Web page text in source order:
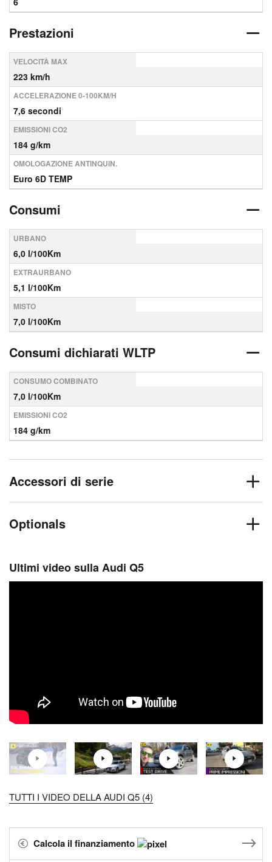
Prestazioni
VELOCITÀ MAX
223 km/h
ACCELERAZIONE 0-100KM/H
7,6 secondi
EMISSIONI CO2
184 g/km
OMOLOGAZIONE ANTINQUIN.
Euro 6D TEMP
Consumi
URBANO
6,0 l/100Km
EXTRAURBANO
5,1 l/100Km
MISTO
7,0 l/100Km
Consumi dichiarati WLTP
CONSUMO COMBINATO
7,0 l/100Km
EMISSIONI CO2
184 g/km
Accessori di serie
Optionals
Ultimi video sulla Audi Q5
TUTTI I VIDEO DELLA AUDI Q5 (4)
Calcola il finanziamento